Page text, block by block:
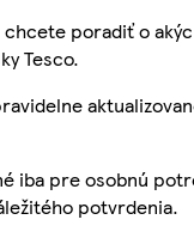
poradiť o
Tesco.
iba pre osobnú
potvrdenia.